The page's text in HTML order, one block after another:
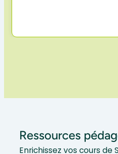
Ressources
Enrichissez vos cours de